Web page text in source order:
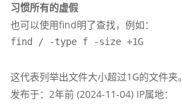
习惯所有的虚假
也可以使用find明了查找，例如：
find / -type f -size +1G
这代表列举出文件大小超过1G的文件夹。
发布于：2年前 (2024-11-04) IP属地：